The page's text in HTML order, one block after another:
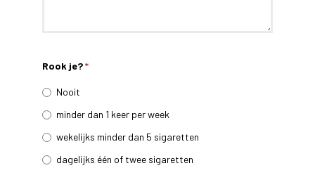
Rook je?*
Nooit
minder dan 1 keer per week
wekelijks minder dan 5 sigaretten
dagelijks één of twee sigaretten